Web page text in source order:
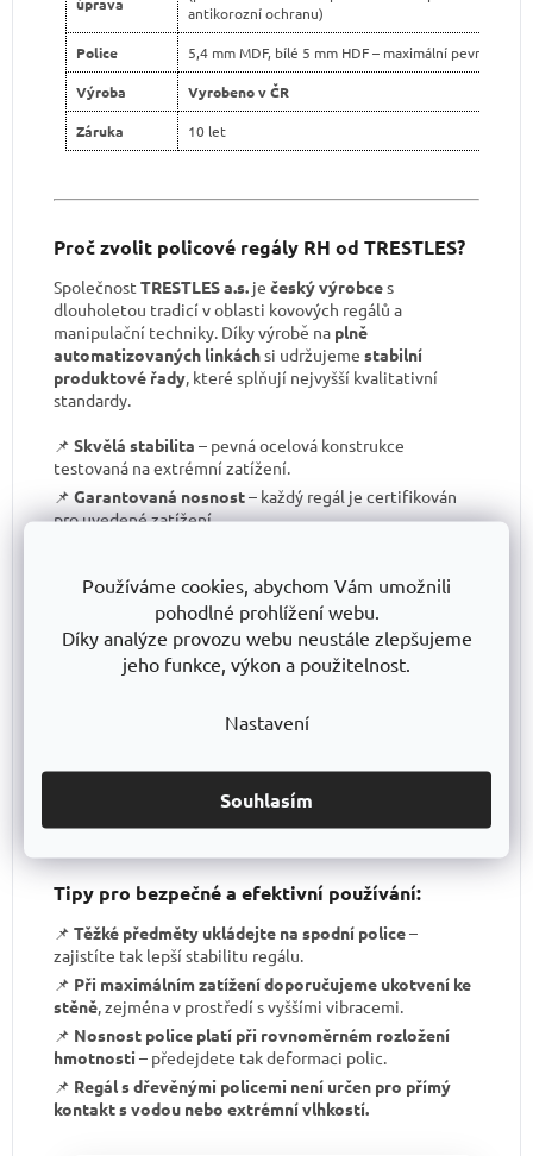
Používáme cookies, abychom Vám umožnili
pohodlné prohlížení webu.
Díky analýze provozu webu neustále zlepšujeme
jeho funkce, výkon a použitelnost.
Nastavení
Souhlasím
antikorozní ochranu)
Police 5,4 mm MDF, bílé 5 mm HDF – maximální pevnost
Výroba Vyrobeno v ČR
Záruka 10 let
Proč zvolit policové regály RH od TRESTLES?
Společnost TRESTLES a.s. je český výrobces
dlouholetou tradicí v oblasti kovových regálů a
manipulační techniky. Díky výrobě na plně
automatizovaných linkáchsi udržujeme stabilní
produktové řady, které splňují nejvyšší kvalitativní
standardy.
📌 Skvělá stabilita – pevná ocelová konstrukce
testovaná na extrémní zatížení.
📌 Garantovaná nosnost– každý regál je certifikován
pro uvedené zatížení.
Bezkonkurenční poměr kvalita/cena– výborné
zpracování za férovou cenu.
📌Podpora české výroby– investujeme do lokální
produkce a technologického pokroku.
spolehněte se, že vaše skladové řešení bude
S TRESTLESsi pořizujete nejenspolehlivý regál, ale i
záruku kvality a dlouhodobé dostupnosti produktů
Tipy pro bezpečné a efektivní používání:
📌 Těžké předměty ukládejte na spodní police–
zajistíte tak lepší stabilitu regálu.
📌 Při maximálním zatížení doporučujeme ukotvení ke
stěně, zejména v prostředí s vyššími vibracemi.
📌 Nosnost police platí při rovnoměrném rozložení
hmotnosti – předejdete tak deformaci polic.
📌 Regál s dřevěnými policemi není určen pro přímý
kontakt s vodou nebo extrémní vlhkostí.